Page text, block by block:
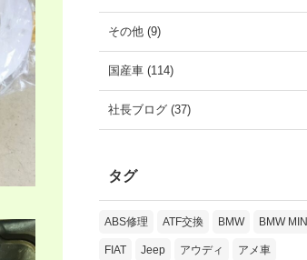
その他 (9)
国産車 (114)
社長ブログ (37)
タグ
ABS修理 ATF交換 BMW BMW MINI
FIAT Jeep アウディ アメ車